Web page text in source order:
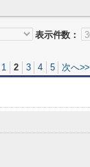
表示件数：
1 2 3 4 5 次へ>>